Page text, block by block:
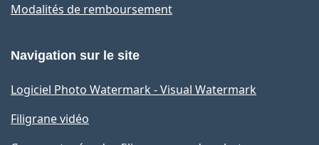
Modalités de remboursement
Navigation sur le site
Logiciel Photo Watermark - Visual Watermark
Filigrane vidéo